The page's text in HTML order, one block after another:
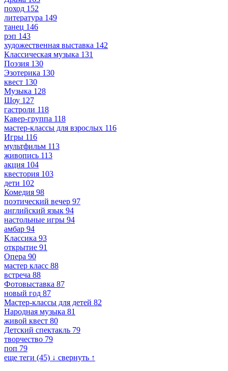
поход 152
литература 149
танец 146
рэп 143
художественная выставка 142
Классическая музыка 131
Поэзия 130
Эзотерика 130
квест 130
Музыка 128
Шоу 127
гастроли 118
Кавер-группа 118
мастер-классы для взрослых 116
Игры 116
мультфильм 113
живопись 113
акция 104
квестория 103
дети 102
Комедия 98
поэтический вечер 97
английский язык 94
настольные игры 94
амбар 94
Классика 93
открытие 91
Опера 90
мастер класс 88
встреча 88
Фотовыставка 87
новый год 87
Мастер-классы для детей 82
Народная музыка 81
живой квест 80
Детский спектакль 79
творчество 79
поп 79
еще теги (45) ↓ свернуть ↑